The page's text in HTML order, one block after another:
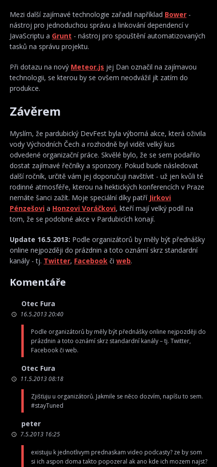
Mezi další zajímavé technologie zařadil například Bower -
nástroj pro jednoduchou správu a linkování dependencí v
JavaScriptu a Grunt - nástroj pro spouštění automatizovaných
tasků na správu projektu.
Při dotazu na nový Meteor.js jej Dan označil na zajímavou
technologii, se kterou by se ovšem neodvážil jít zatím do
produkce.
Závěrem
Myslím, že pardubický DevFest byla výborná akce, která oživila
vody Východních Čech a rozhodně byl vidět velký kus
odvedené organizační práce. Skvělé bylo, že se sem podařilo
dostat zajímavé řečníky a sponzory. Pokud bude následovat
další ročník, určitě vám jej doporučuji navštívit - už jen kvůli té
rodinné atmosféře, kterou na hektických konferencích v Praze
nemáte šanci zažít. Moje speciální díky patří Jirkovi
Pénzešovi a Honzovi Voráčkovi, kteří mají velký podíl na
tom, že se podobné akce v Pardubicích konají.
Update 16.5.2013: Podle organizátorů by měly být přednášky
online nejpozději do prázdnin a toto oznámí skrz standardní
kanály - tj. Twitter, Facebook či web.
Komentáře
Otec Fura
16.5.2013 20:40
Podle organizátorů by měly být přednášky online nejpozději do
prázdnin a toto oznámí skrz standardní kanály – tj. Twitter,
Facebook či web.
Otec Fura
11.5.2013 08:18
Zjišťuju u organizátorů. Jakmile se něco dozvím, napíšu to sem.
#stayTuned
peter
7.5.2013 16:25
existuju k jednotlivym prednaskam video podcasty? ze by som
si ich aspon doma takto popozeral ak ano kde ich mozem najst?